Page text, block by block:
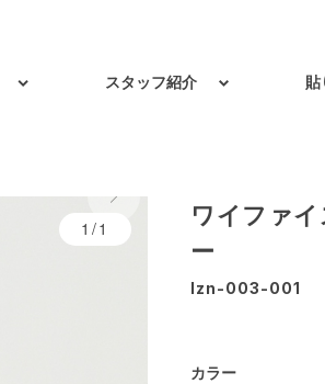
スタッフ紹介
1/1
ワイファ
ー
lzn-003-001
カラー